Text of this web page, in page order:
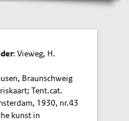
: Vieweg, H.
Braunschweig
Tent.cat.
1930, nr.43
kunst in